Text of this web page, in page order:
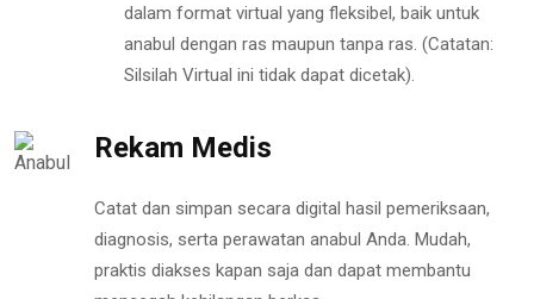
dalam format virtual yang fleksibel, baik untuk
anabul dengan ras maupun tanpa ras. (Catatan:
Silsilah Virtual ini tidak dapat dicetak).
Rekam Medis
Catat dan simpan secara digital hasil pemeriksaan,
diagnosis, serta perawatan anabul Anda. Mudah,
praktis diakses kapan saja dan dapat membantu